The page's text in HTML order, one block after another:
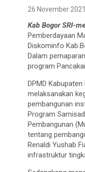
26 November 2021
Kab Bogor SRI-
Pemberdayaan
Diskominfo
Dalam
program
DPMD
melaksanakan
pembangunan
Program
Pembangunan
tentang
Renaldi Yushab
infrastruktur